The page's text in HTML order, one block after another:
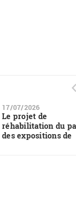
17/07/2026
Le projet de
réhabilitation du
des expositions de